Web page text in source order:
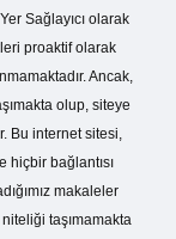
Sağlayıcı olarak
proaktif olarak
Ancak,
olup, siteye
Bu internet sitesi,
hiçbir bağlantısı
makaleler
taşımamakta